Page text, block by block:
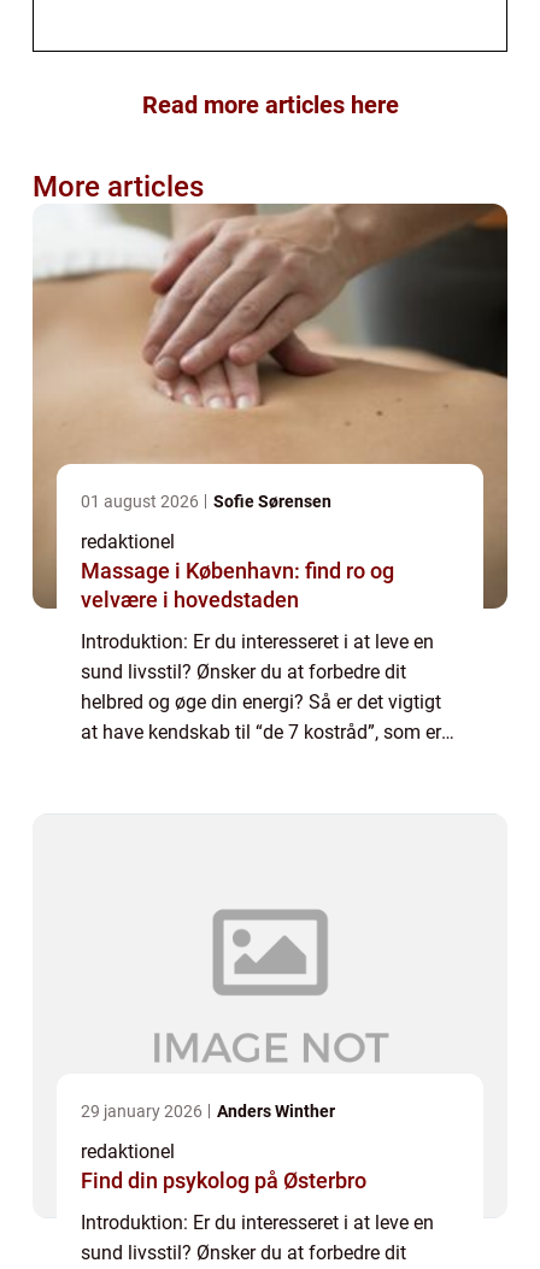
Read more articles here
More articles
01 august 2026 Sofie Sørensen
redaktionel
Massage i København: find ro og
velvære i hovedstaden
Introduktion: Er du interesseret i at leve en
sund livsstil? Ønsker du at forbedre dit
helbred og øge din energi? Så er det vigtigt
at have kendskab til “de 7 kostråd”, som er
29 january 2026 Anders Winther
redaktionel
Find din psykolog på Østerbro
Introduktion: Er du interesseret i at leve en
sund livsstil? Ønsker du at forbedre dit